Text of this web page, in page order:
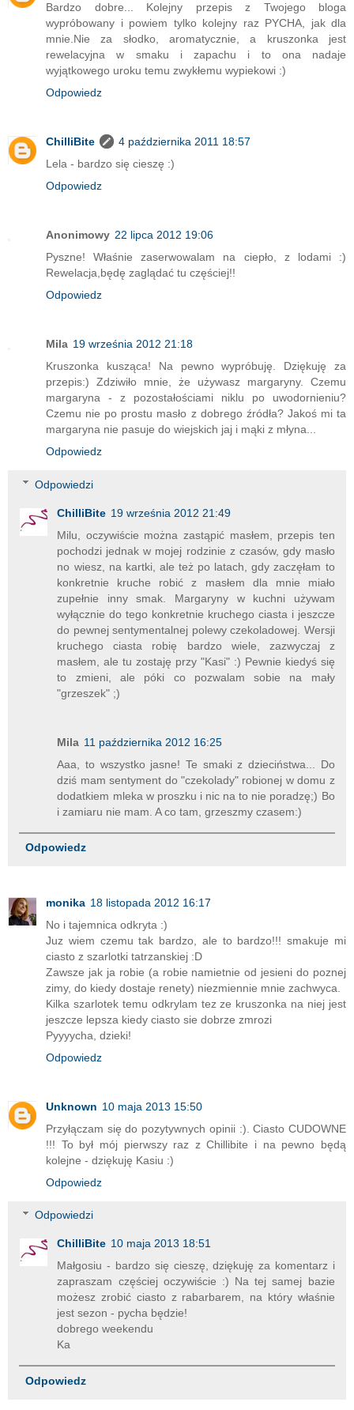
Bardzo dobre... Kolejny przepis z Twojego bloga
wypróbowany i powiem tylko kolejny raz PYCHA, jak dla
mnie.Nie za słodko, aromatycznie, a kruszonka jest
rewelacyjna w smaku i zapachu i to ona nadaje
wyjątkowego uroku temu zwykłemu wypiekowi :)
Odpowiedz
ChilliBite
4 października 2011 18:57
Lela - bardzo się cieszę :)
Odpowiedz
Anonimowy 22 lipca 2012 19:06
Pyszne! Właśnie zaserwowalam na ciepło, z lodami :)
Rewelacja,będę zaglądać tu częściej!!
Odpowiedz
Mila 19 września 2012 21:18
Kruszonka kusząca! Na pewno wypróbuję. Dziękuję za
przepis:) Zdziwiło mnie, że używasz margaryny. Czemu
margaryna - z pozostałościami niklu po uwodornieniu?
Czemu nie po prostu masło z dobrego źródła? Jakoś mi ta
margaryna nie pasuje do wiejskich jaj i mąki z młyna...
Odpowiedz
Odpowiedzi
ChilliBite 19 września 2012 21:49
Milu, oczywiście można zastąpić masłem, przepis ten
pochodzi jednak w mojej rodzinie z czasów, gdy masło
no wiesz, na kartki, ale też po latach, gdy zaczęłam to
konkretnie kruche robić z masłem dla mnie miało
zupełnie inny smak. Margaryny w kuchni używam
wyłącznie do tego konkretnie kruchego ciasta i jeszcze
do pewnej sentymentalnej polewy czekoladowej. Wersji
kruchego ciasta robię bardzo wiele, zazwyczaj z
masłem, ale tu zostaję przy "Kasi" :) Pewnie kiedyś się
to zmieni, ale póki co pozwalam sobie na mały
"grzeszek" ;)
Mila 11 października 2012 16:25
Aaa, to wszystko jasne! Te smaki z dzieciństwa... Do
dziś mam sentyment do "czekolady" robionej w domu z
dodatkiem mleka w proszku i nic na to nie poradzę;) Bo
i zamiaru nie mam. A co tam, grzeszmy czasem:)
Odpowiedz
monika 18 listopada 2012 16:17
No i tajemnica odkryta :)
Juz wiem czemu tak bardzo, ale to bardzo!!! smakuje mi
ciasto z szarlotki tatrzanskiej :D
Zawsze jak ja robie (a robie namietnie od jesieni do poznej
zimy, do kiedy dostaje renety) niezmiennie mnie zachwyca.
Kilka szarlotek temu odkrylam tez ze kruszonka na niej jest
jeszcze lepsza kiedy ciasto sie dobrze zmrozi
Pyyyycha, dzieki!
Odpowiedz
Unknown 10 maja 2013 15:50
Przyłączam się do pozytywnych opinii :). Ciasto CUDOWNE
!!! To był mój pierwszy raz z Chillibite i na pewno będą
kolejne - dziękuję Kasiu :)
Odpowiedz
Odpowiedzi
ChilliBite 10 maja 2013 18:51
Małgosiu - bardzo się cieszę, dziękuję za komentarz i
zapraszam częściej oczywiście :) Na tej samej bazie
możesz zrobić ciasto z rabarbarem, na który właśnie
jest sezon - pycha będzie!
dobrego weekendu
Ka
Odpowiedz